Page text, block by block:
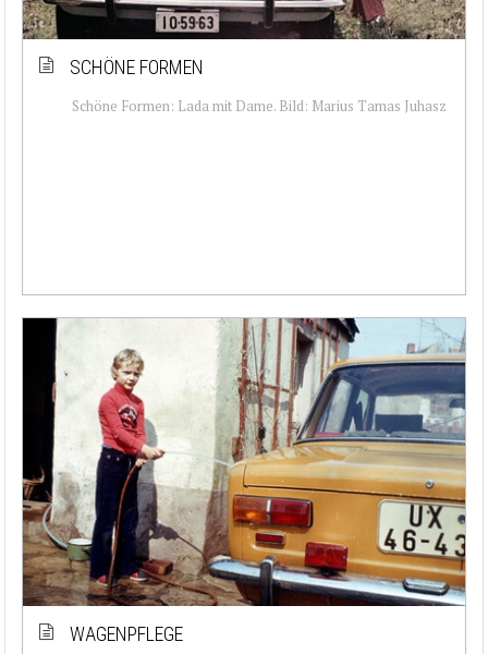
SCHÖNE FORMEN
Schöne Formen: Lada mit Dame. Bild: Marius Tamas Juhasz‎
WAGENPFLEGE